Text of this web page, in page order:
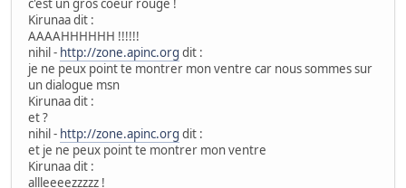
c'est un gros coeur rouge !
Kirunaa dit :
AAAAHHHHHH !!!!!!
nihil - http://zone.apinc.org dit :
je ne peux point te montrer mon ventre car nous sommes sur
un dialogue msn
Kirunaa dit :
et ?
nihil - http://zone.apinc.org dit :
et je ne peux point te montrer mon ventre
Kirunaa dit :
allleeeezzzzz !